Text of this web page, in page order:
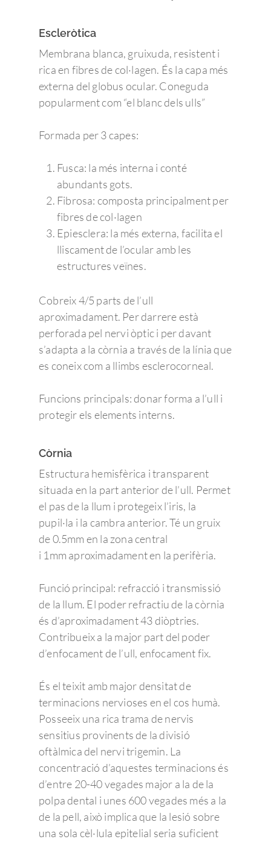
Escleròtica
Membrana blanca, gruixuda, resistent i
rica en fibres de col·lagen. És la capa més
externa del globus ocular. Coneguda
popularment com “el blanc dels ulls”
Formada per 3 capes:
Fusca: la més interna i conté
abundants gots.
Fibrosa: composta principalment per
fibres de col·lagen
Epiesclera: la més externa, facilita el
lliscament de l’ocular amb les
estructures veïnes.
Cobreix 4/5 parts de l’ull
aproximadament. Per darrere està
perforada pel nervi òptic i per davant
s’adapta a la còrnia a través de la línia que
es coneix com a llimbs esclerocorneal.
Funcions principals: donar forma a l’ull i
protegir els elements interns.
Còrnia
Estructura hemisfèrica i transparent
situada en la part anterior de l’ull. Permet
el pas de la llum i protegeix l’iris, la
pupil·la i la cambra anterior. Té un gruix
de 0.5mm en la zona central
i 1mm aproximadament en la perifèria.
Funció principal: refracció i transmissió
de la llum. El poder refractiu de la còrnia
és d’aproximadament 43 diòptries.
Contribueix a la major part del poder
d’enfocament de l’ull, enfocament fix.
És el teixit amb major densitat de
terminacions nervioses en el cos humà.
Posseeix una rica trama de nervis
sensitius provinents de la divisió
oftàlmica del nervi trigemin. La
concentració d’aquestes terminacions és
d’entre 20-40 vegades major a la de la
polpa dental i unes 600 vegades més a la
de la pell, això implica que la lesió sobre
una sola cèl·lula epitelial seria suficient